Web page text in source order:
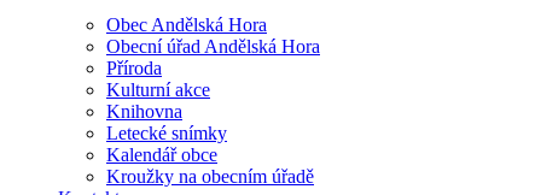
Obec Andělská Hora
Obecní úřad Andělská Hora
Příroda
Kulturní akce
Knihovna
Letecké snímky
Kalendář obce
Kroužky na obecním úřadě